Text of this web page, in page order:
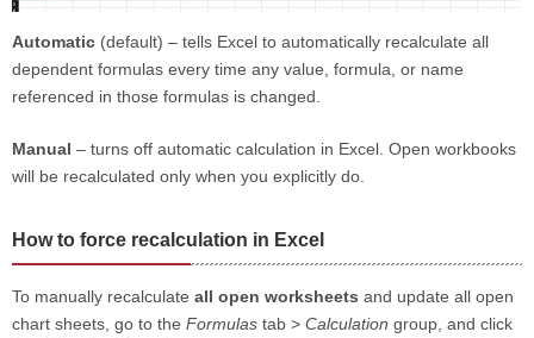
Automatic (default) – tells Excel to automatically recalculate all
dependent formulas every time any value, formula, or name
referenced in those formulas is changed.
Manual – turns off automatic calculation in Excel. Open workbooks
will be recalculated only when you explicitly do.
How to force recalculation in Excel
To manually recalculate all open worksheets and update all open
chart sheets, go to the Formulas tab > Calculation group, and click